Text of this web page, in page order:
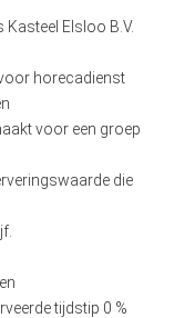
Elsloo B.V.
horecadienst
voor een groep
die
tijdstip 0 %